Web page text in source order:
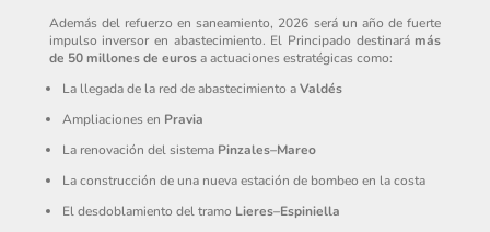
Además del refuerzo en saneamiento, 2026 será un año de fuerte
impulso inversor en abastecimiento. El Principado destinarámás
de 50 millones de eurosa actuaciones estratégicas como:
La llegada de la red de abastecimiento aValdés
Ampliaciones en Pravia
La renovación del sistema Pinzales–Mareo
La construcción de una nueva estación de bombeo en la costa
El desdoblamiento del tramo Lieres–Espiniella